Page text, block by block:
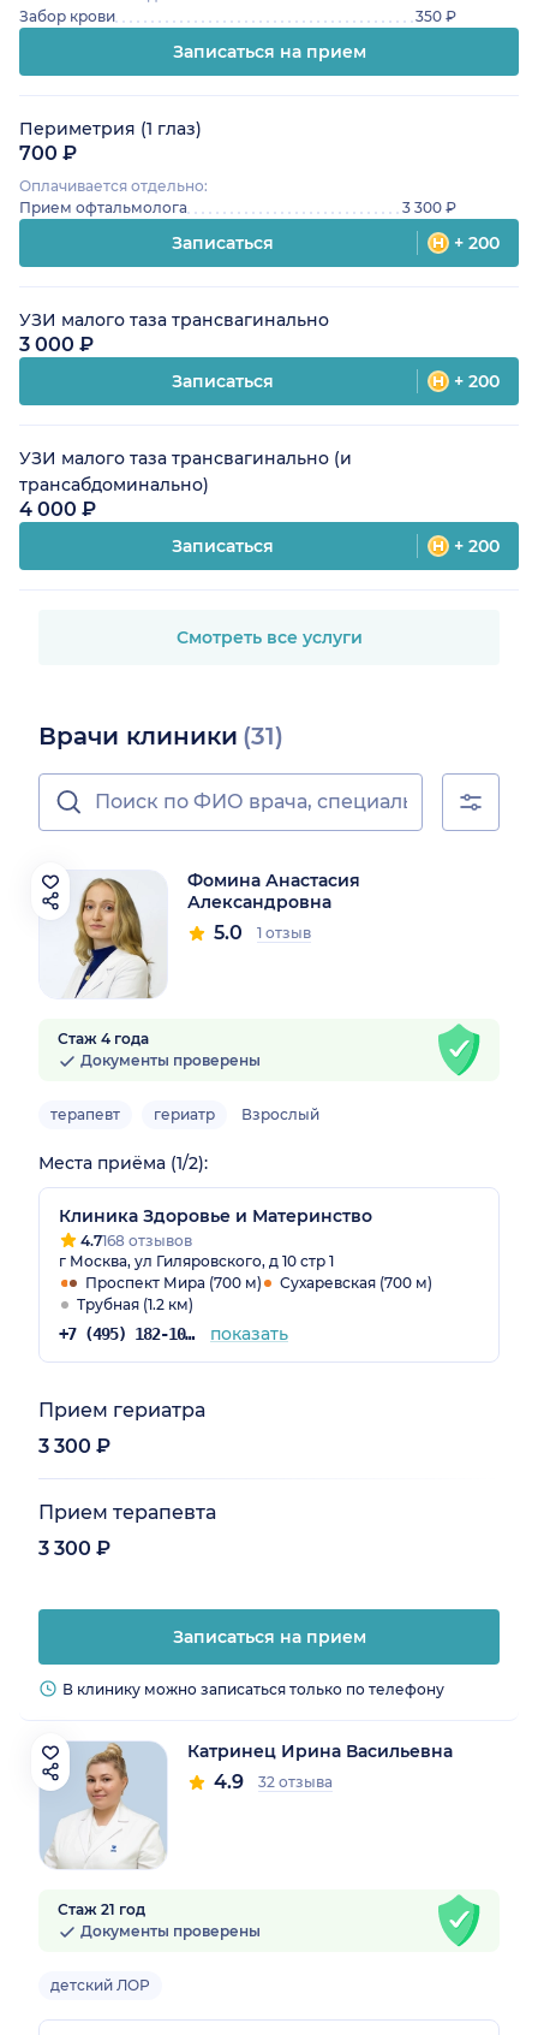
Забор крови
350 ₽
Записаться на прием
Периметрия (1 глаз)
700 ₽
Оплачивается отдельно:
Прием офтальмолога
3 300 ₽
Записаться + 200
УЗИ малого таза трансвагинально
3 000 ₽
Записаться + 200
УЗИ малого таза трансвагинально (и
трансабдоминально)
4 000 ₽
Записаться + 200
Смотреть все услуги
Врачи клиники (31)
Фомина Анастасия
Александровна
5.0 1 отзыв
Стаж 4 года
Документы проверены
терапевт гериатр Взрослый
Места приёма (1/2):
Клиника Здоровье и Материнство
4.7168 отзывов
г Москва, ул Гиляровского, д 10 стр 1
Проспект Мира (700 м)
Сухаревская (700 м)
Трубная (1.2 км)
+7 (495) 182-10-36 показать
Прием гериатра
3 300 ₽
Прием терапевта
3 300 ₽
Записаться на прием
В клинику можно записаться только по телефону
Катринец Ирина Васильевна
4.9 32 отзыва
Стаж 21 год
Документы проверены
детский ЛОР